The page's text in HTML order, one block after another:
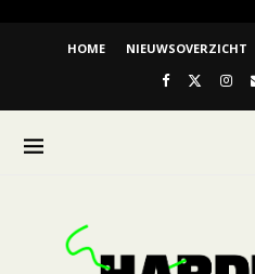
HOME NIEUWSOVERZICHT